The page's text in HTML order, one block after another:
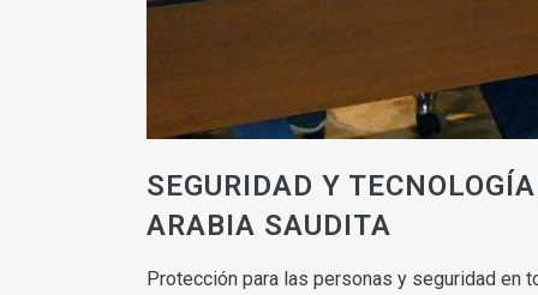
SEGURIDAD Y
ARABIA SAUDITA
Protección para las personas y seguridad en